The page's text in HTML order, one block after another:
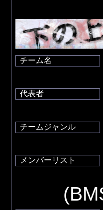
チーム名
代表者
チームジャンル
メンバーリスト